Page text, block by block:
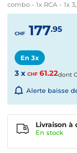
combo - 1x RCA - 1x
CHF 177.95
En 3x
3 x CHF61.22dont
Alerte baisse
Livraison à
En stock